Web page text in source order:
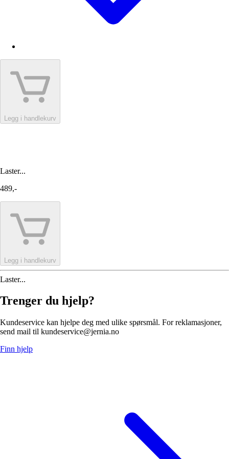
Legg i handlekurv
Laster...
489,-
Legg i handlekurv
Laster...
Trenger du hjelp?
Kundeservice kan hjelpe deg med ulike spørsmål. For reklamasjoner,
send mail til kundeservice@jernia.no
Finn hjelp